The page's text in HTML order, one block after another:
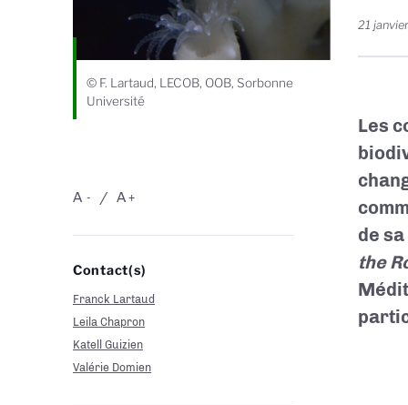
© F. Lartaud, LECOB, OOB, Sorbonne
Université
-
A +
A
Contact(s)
Franck Lartaud
Leila Chapron
Katell Guizien
Valérie Domien
21
Les
de
the